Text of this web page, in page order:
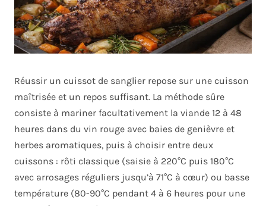
Réussir un cuissot de sanglier repose sur une cuisson
maîtrisée et un repos suffisant. La méthode sûre
consiste à mariner facultativement la viande 12 à 48
heures dans du vin rouge avec baies de genièvre et
herbes aromatiques, puis à choisir entre deux
cuissons : rôti classique (saisie à 220°C puis 180°C
avec arrosages réguliers jusqu’à 71°C à cœur) ou basse
température (80-90°C pendant 4 à 6 heures pour une